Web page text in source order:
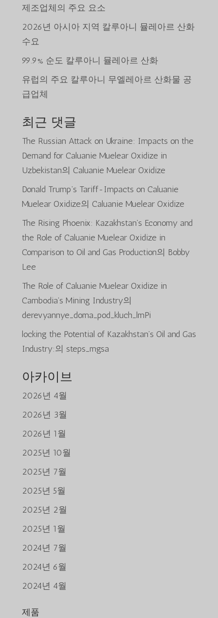
제조업체의 주요 요소
2026년 아시아 지역 칼루아니 뮬레아르 산화
수요
99.9% 순도 칼루아니 뮬레아르 산화
유럽의 주요 칼루아니 무엘레아르 산화물 공
급업체
최근 댓글
The Russian Attack on Ukraine: Impacts on the
Demand for Caluanie Muelear Oxidize in
Uzbekistan의 Caluanie Muelear Oxidize
Donald Trump’s Tariff-Impacts on Caluanie
Muelear Oxidize의 Caluanie Muelear Oxidize
The Rising Phoenix: Kazakhstan’s Economy and
the Role of Caluanie Muelear Oxidize in
Comparison to Oil and Gas Production의 Bobby
Lee
The Role of Caluanie Muelear Oxidize in
Cambodia’s Mining Industry의
derevyannye_doma_pod_kluch_lmPi
locking the Potential of Kazakhstan’s Oil and Gas
Industry:의 steps_mgsa
아카이브
2026년 4월
2026년 3월
2026년 1월
2025년 10월
2025년 7월
2025년 5월
2025년 2월
2025년 1월
2024년 7월
2024년 6월
2024년 4월
제품